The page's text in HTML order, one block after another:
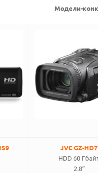
Mодели-
JVC GZ-HD7
HDD 60
2.8”